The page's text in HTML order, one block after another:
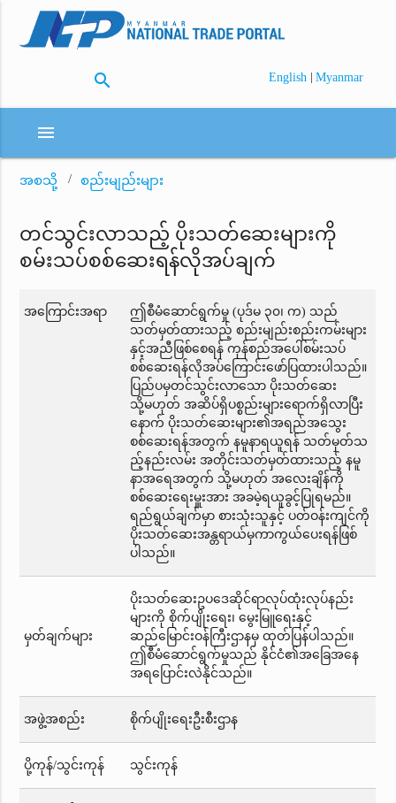
search English | Myanmar
menu
အစသို့ စည်းမျည်းများ
တင်သွင်းလာသည့် ပိုးသတ်ဆေးများကို
စမ်းသပ်စစ်ဆေးရန်လိုအပ်ချက်
အကြောင်းအရာ
ဤစီမံဆောင်ရွက်မှု (ပုဒ်မ ၃၀၊ က) သည်
သတ်မှတ်ထားသည့် စည်းမျည်းစည်းကမ်းများ
နှင့်အညီဖြစ်စေရန် ကုန်စည်အပေါ်စမ်းသပ်
စစ်ဆေးရန်လိုအပ်ကြောင်းဖော်ပြထားပါသည်။
ပြည်ပမှတင်သွင်းလာသော ပိုးသတ်ဆေး
သို့မဟုတ် အဆိပ်ရှိပစ္စည်းများရောက်ရှိလာပြီး
နောက် ပိုးသတ်ဆေးများ၏အရည်အသွေး
စစ်ဆေးရန်အတွက် နမူနာရယူရန် သတ်မှတ်သ
ည့်နည်းလမ်း အတိုင်းသတ်မှတ်ထားသည့် နမူ
နာအရေအတွက် သို့မဟုတ် အလေးချိန်ကို
စစ်ဆေးရေးမှူးအား အခမဲ့ရယူခွင့်ပြုရမည်။
ရည်ရွယ်ချက်မှာ စားသုံးသူနှင့် ပတ်ဝန်းကျင်ကို
ပိုးသတ်ဆေးအန္တရာယ်မှကာကွယ်ပေးရန်ဖြစ်
ပါသည်။
မှတ်ချက်များ
ပိုးသတ်ဆေးဥပဒေဆိုင်ရာလုပ်ထုံးလုပ်နည်း
များကို စိုက်ပျိုးရေး၊ မွေးမြူရေးနှင့်
ဆည်မြောင်းဝန်ကြီးဌာနမှ ထုတ်ပြန်ပါသည်။
ဤစီမံဆောင်ရွက်မှုသည် နိုင်ငံ၏အခြေအနေ
အရပြောင်းလဲနိုင်သည်။
အဖွဲ့အစည်း စိုက်ပျိုးရေးဦးစီးဌာန
ပို့ကုန်/သွင်းကုန် သွင်းကုန်